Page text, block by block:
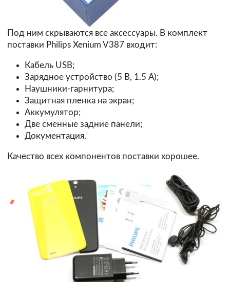
Под ним скрываются все аксессуары. В комплект
поставки Philips Xenium V387 входит:
Кабель USB;
Зарядное устройство (5 В, 1.5 А);
Наушники-гарнитура;
Защитная пленка на экран;
Аккумулятор;
Две сменные задние панели;
Документация.
Качество всех компонентов поставки хорошее.